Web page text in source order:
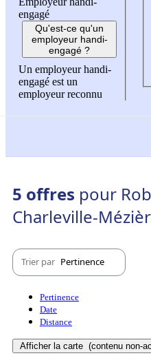
engagé
Qu'est-ce qu'un
employeur handi-
engagé ?
Un employeur handi-
engagé est un
employeur reconnu
5 offres pour
Charleville-
Trier par Pertinence
Pertinence
Date
Distance
Afficher la carte (contenu non-